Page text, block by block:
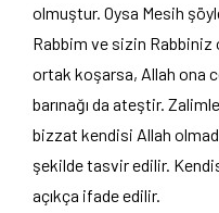
olmuştur. Oysa Mesih
Rabbim ve sizin Rabbiniz
ortak koşarsa, Allah ona
barınağı da ateştir.
bizzat kendisi Allah
şekilde tasvir edilir.
açıkça ifade edilir.